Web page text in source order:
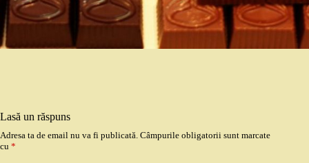
Lasă un răspuns
Adresa ta de email nu va fi publicată. Câmpurile obligatorii sunt marcate
cu *